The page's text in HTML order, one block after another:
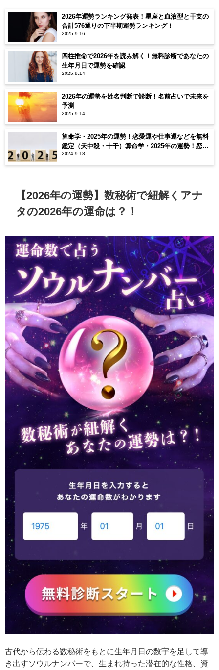
2026年運勢ランキング発表！星座と血液型と干支の
合計576通りの下半期運勢ランキング！
2025.9.16
四柱推命で2026年を読み解く！無料診断であなたの
生年月日で運勢を確認
2025.9.14
2026年の運勢を姓名判断で診断！名前占いで未来を
予測
2025.9.14
算命学・2025年の運勢！恋愛運や仕事運などを無料
鑑定（天中殺・十干）算命学・2025年の運勢！恋愛
運や仕事運などを無料鑑定（天中殺・十干）
2024.9.18
【2026年の運勢】数秘術で紐解くアナ
タの2026年の運命は？！
古代から伝わる数秘術をもとに生年月日の数宇を足して導
き出すソウルナンバーで、生まれ持った潜在的な性格、資